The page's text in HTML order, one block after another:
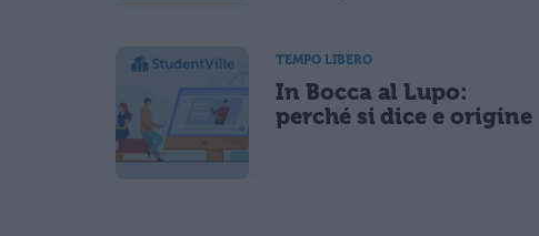
TEMPO LIBERO
In Bocca al Lupo:
perché si dice e origine